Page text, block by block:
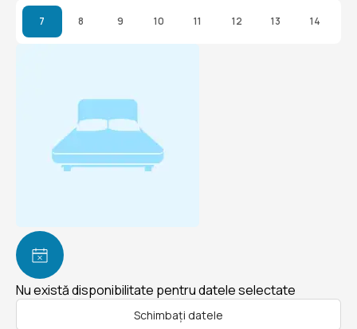
7 8 9 10 11 12 13 14
Nu există disponibilitate pentru datele selectate
Schimbați datele